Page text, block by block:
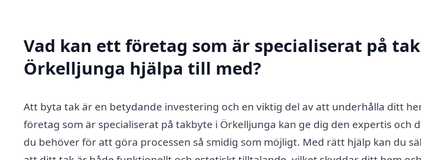
Vad kan ett företag som är specialiserat på
Örkelljunga hjälpa till med?
Att byta tak är en betydande investering och en viktig del av att underhålla ditt
företag som är specialiserat på takbyte i Örkelljunga kan ge dig den expertis och
du behöver för att göra processen så smidig som möjligt. Med rätt hjälp kan du